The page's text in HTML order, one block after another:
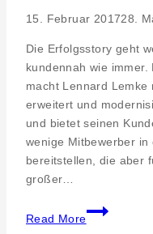
15. Februar 201728.
Die Erfolgsstory geht
kundennah wie
macht Lennard Lemke
erweitert und
und bietet seinen
wenige Mitbewerber
bereitstellen, die aber
großer…
Read More
LEMKE